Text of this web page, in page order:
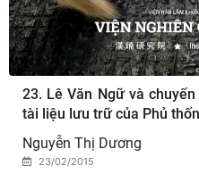
23. Lê Văn Ngữ và
tài liệu lưu trữ của Phủ
Nguyễn Thị Dương
23/02/2015